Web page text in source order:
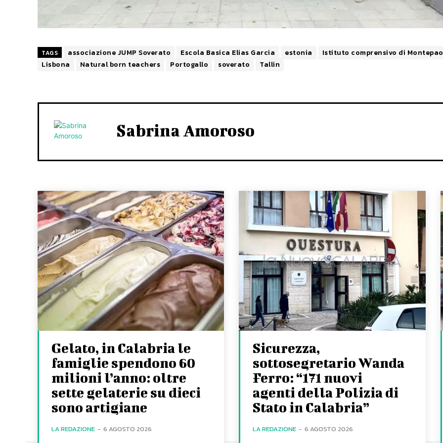
TAGS associazione JUMP Soverato Escola Basica Elias Garcia estonia
Istituto comprensivo di
Lisbona
Natural born teachers Portogallo soverato Tallin
Sabrina Amoroso
Gelato, in Calabria le
famiglie spendono 60
milioni l’anno: oltre
sette gelaterie su dieci
sono artigiane
LA REDAZIONE - 6 AGOSTO 2026
Sicurezza,
sottosegretario Wanda
Ferro: “171 nuovi
agenti della Polizia di
Stato in Calabria”
LA REDAZIONE - 6 AGOSTO 2026